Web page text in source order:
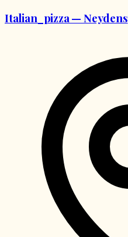
Italian_pizza — Neydens